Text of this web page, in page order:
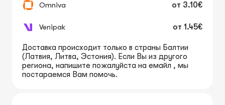
Omniva от 3.10€
Venipak от 1.45€
Доставка происходит только в страны Балтии
(Латвия, Литва, Эстония). Если Вы из другого
региона, напишите пожалуйста на емайл , мы
постараемся Вам помочь.